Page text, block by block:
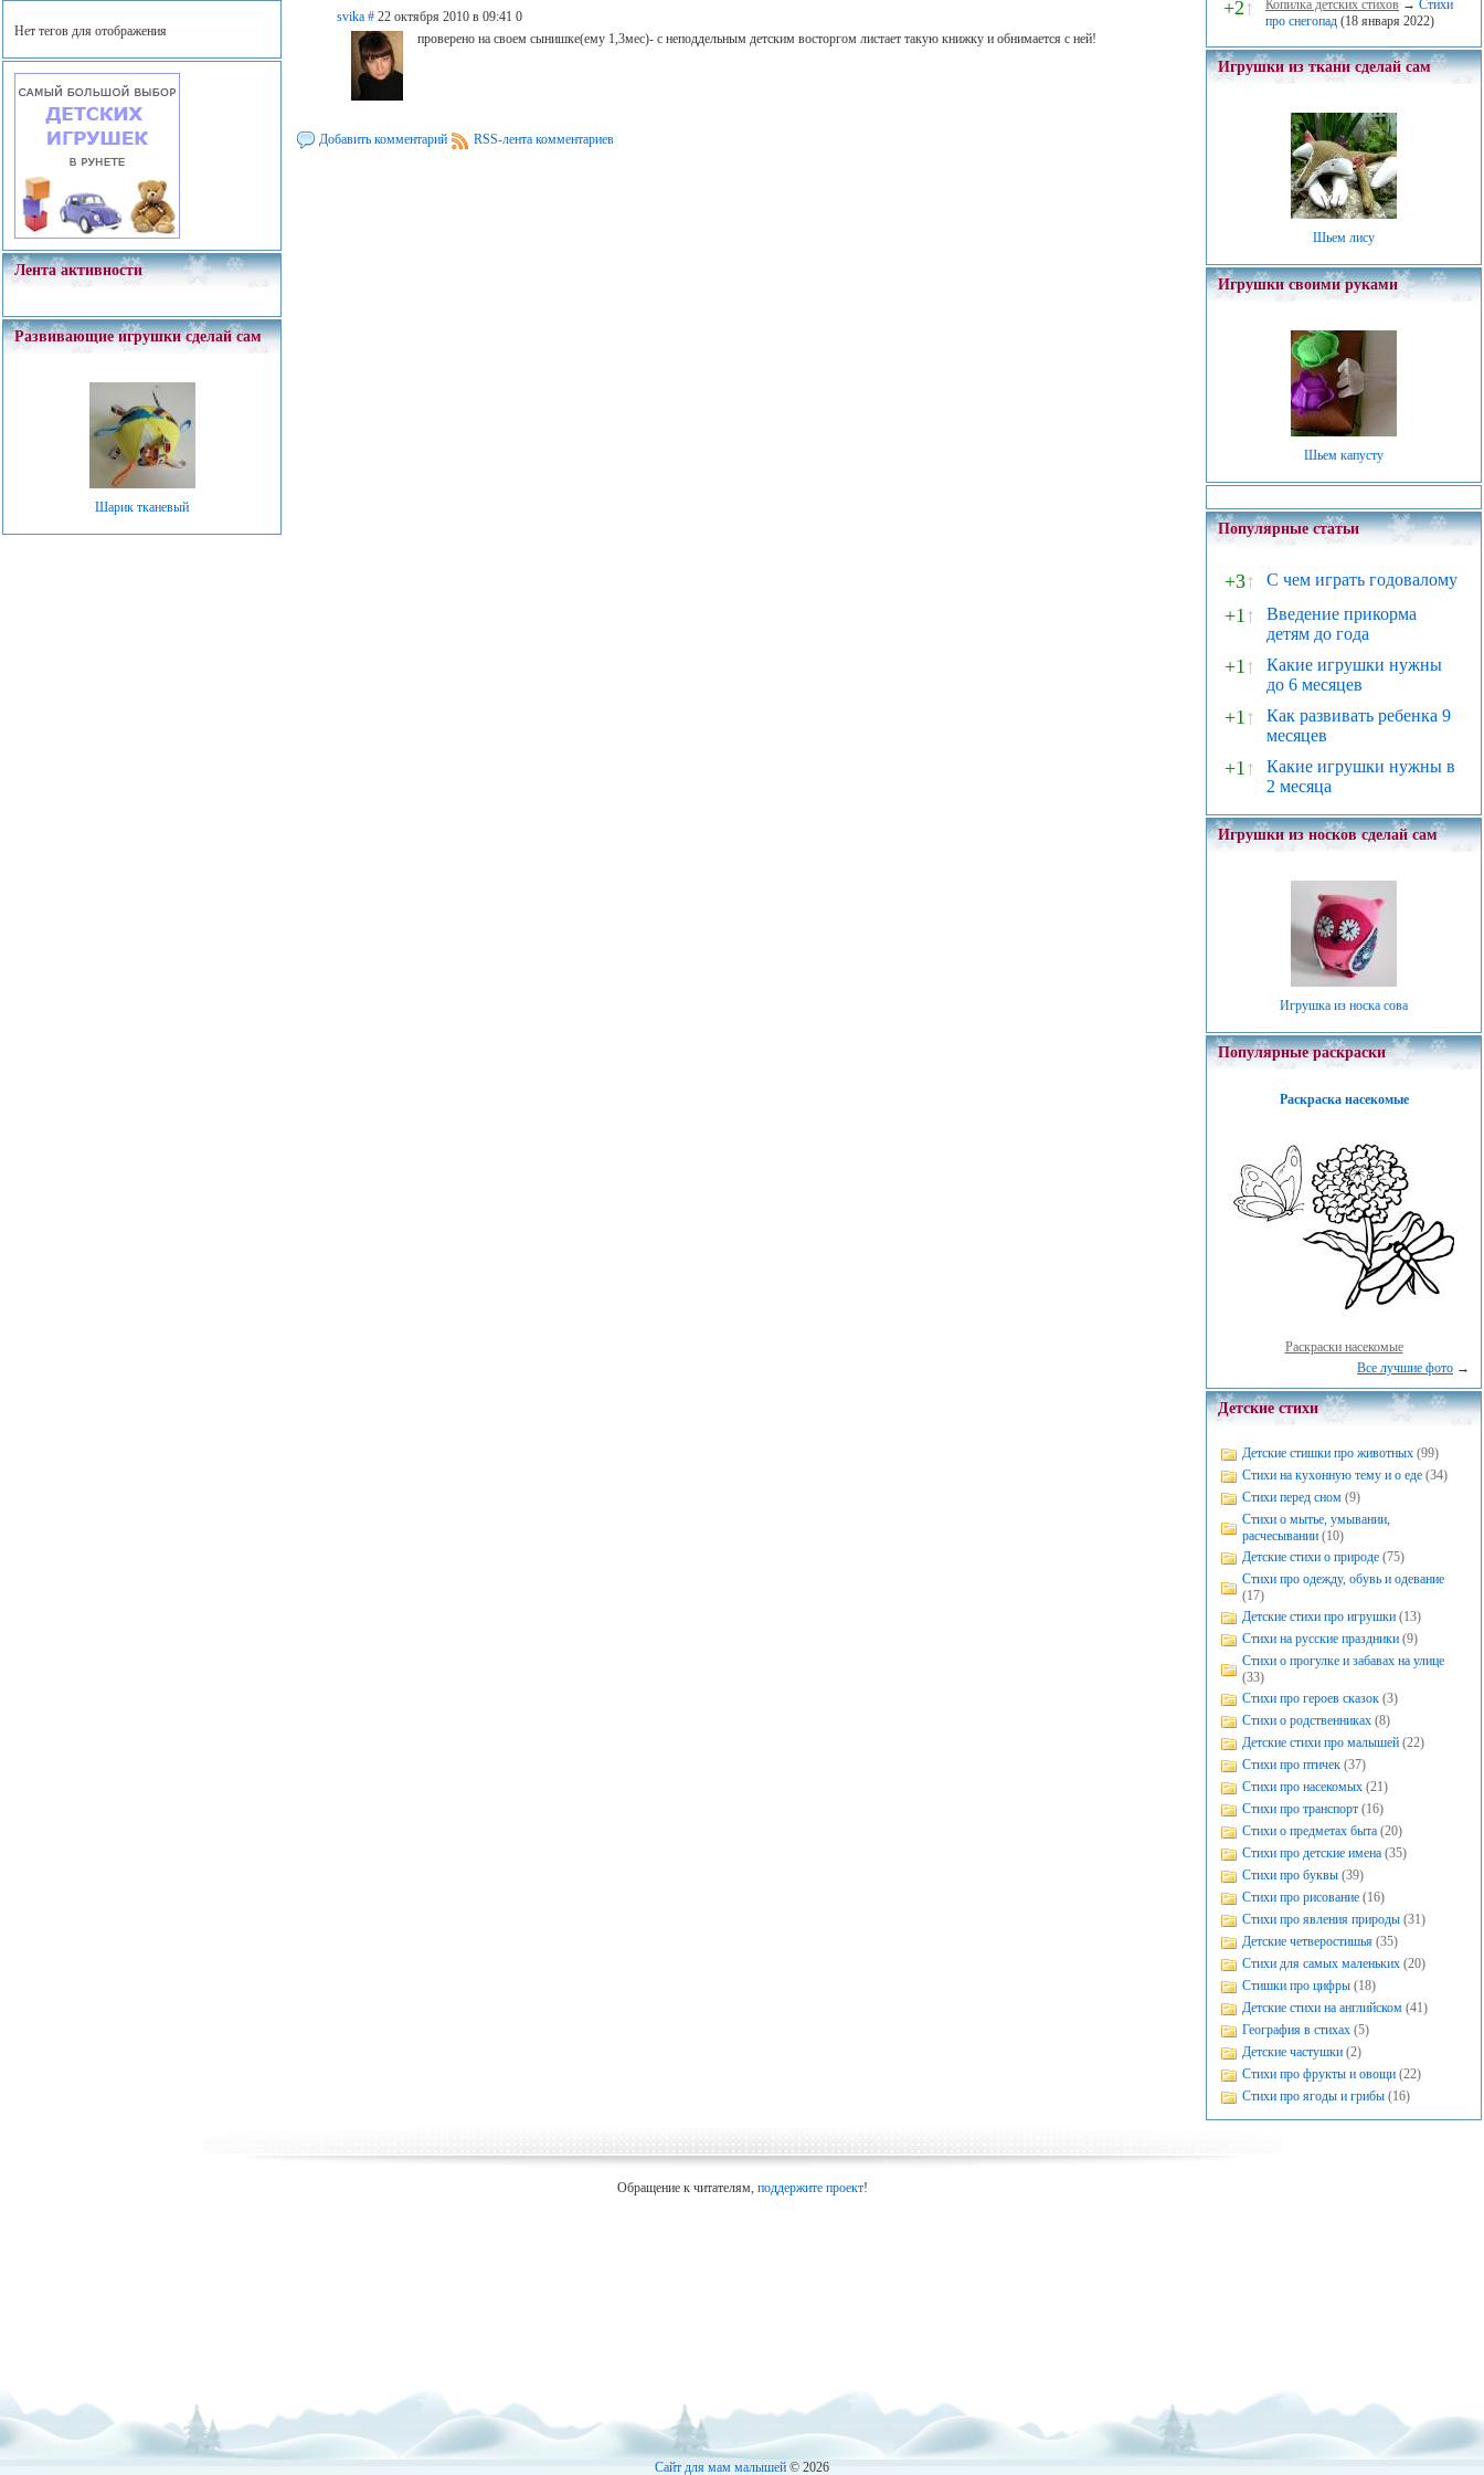
Нет тегов для отображения
Лента активности
Развивающие игрушки сделай сам
Шарик тканевый
svika # 22 октября 2010 в 09:41 0
проверено на своем сынишке(ему 1,3мес)- с неподдельным детским восторгом листает такую книжку и обнимается с ней!
Добавить комментарий RSS-лента комментариев
+2↑ Копилка детских стихов → Стихи
про снегопад (18 января 2022)
Игрушки из ткани сделай сам
Шьем лису
Игрушки своими руками
Шьем капусту
Популярные статьи
+3↑ С чем играть годовалому
+1↑
Введение прикорма
детям до года
+1↑
Какие игрушки нужны
до 6 месяцев
+1↑
Как развивать ребенка 9
месяцев
+1↑
Какие игрушки нужны в
2 месяца
Игрушки из носков сделай сам
Игрушка из носка сова
Популярные раскраски
Раскраска насекомые
Раскраски насекомые
Все лучшие фото →
Детские стихи
Детские стишки про животных (99)
Стихи на кухонную тему и о еде (34)
Стихи перед сном (9)
Стихи о мытье, умывании,
расчесывании (10)
Детские стихи о природе (75)
Стихи про одежду, обувь и одевание
(17)
Детские стихи про игрушки (13)
Стихи на русские праздники (9)
Стихи о прогулке и забавах на улице
(33)
Стихи про героев сказок (3)
Стихи о родственниках (8)
Детские стихи про малышей (22)
Стихи про птичек (37)
Стихи про насекомых (21)
Стихи про транспорт (16)
Стихи о предметах быта (20)
Стихи про детские имена (35)
Стихи про буквы (39)
Стихи про рисование (16)
Стихи про явления природы (31)
Детские четверостишья (35)
Стихи для самых маленьких (20)
Стишки про цифры (18)
Детские стихи на английском (41)
География в стихах (5)
Детские частушки (2)
Стихи про фрукты и овощи (22)
Стихи про ягоды и грибы (16)
Обращение к читателям, поддержите проект!
Сайт для мам малышей© 2026